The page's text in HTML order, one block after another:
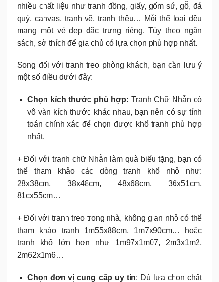
nhiều chất liệu như tranh đồng, giấy, gốm sứ, gỗ, đá
quý, canvas, tranh vẽ, tranh thêu… Mỗi thể loại đều
mang một vẻ đẹp đặc trưng riêng. Tùy theo ngân
sách, sở thích để gia chủ có lựa chọn phù hợp nhất.
Song đối với tranh treo phòng khách, bạn cần lưu ý
một số điều dưới đây:
Chọn kích thước phù hợp: Tranh Chữ Nhẫn có
vô vàn kích thước khác nhau, bạn nên có sự tính
toán chính xác để chọn được khổ tranh phù hợp
nhất.
+ Đối với tranh chữ Nhẫn làm quà biếu tặng, bạn có
thể tham khảo các dòng tranh khổ nhỏ như:
28x38cm, 38x48cm, 48x68cm, 36x51cm,
81cx55cm…
+ Đối với tranh treo trong nhà, không gian nhỏ có thể
tham khảo tranh 1m55x88cm, 1m7x90cm… hoặc
tranh khổ lớn hơn như 1m97x1m07, 2m3x1m2,
2m62x1m6…
Chọn đơn vị cung cấp uy tín: Dù lựa chọn chất